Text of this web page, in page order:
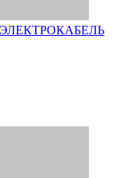
ЭЛЕКТРОКАБЕЛЬ